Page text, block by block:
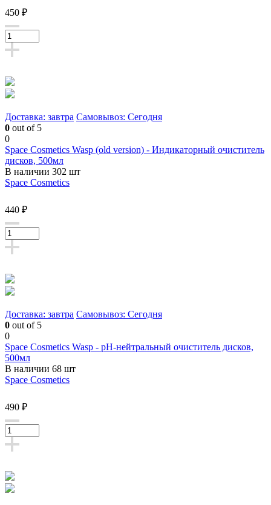
450 ₽
Доставка: завтра Самовывоз: Сегодня
0 out of 5
0
Space Cosmetics Wasp (old version) - Индикаторный очиститель
дисков, 500мл
В наличии 302 шт
Space Cosmetics
440 ₽
Доставка: завтра Самовывоз: Сегодня
0 out of 5
0
Space Cosmetics Wasp - pH-нейтральный очиститель дисков,
500мл
В наличии 68 шт
Space Cosmetics
490 ₽